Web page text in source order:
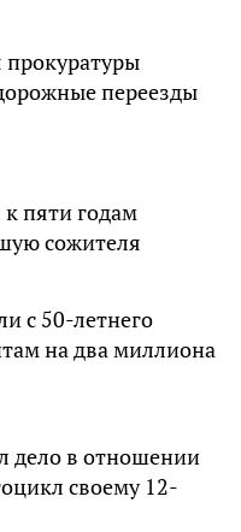
прокуратуры
переезды
пяти годам
сожителя
с 50-летнего
на два миллиона
дело в отношении
своему 12-